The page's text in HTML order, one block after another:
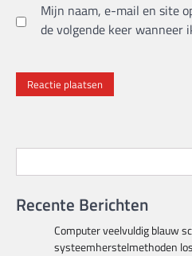
Mijn naam, e-mail en site
de volgende keer wanneer
Recente Berichten
Computer veelvuldig blauw
systeemherstelmethoden